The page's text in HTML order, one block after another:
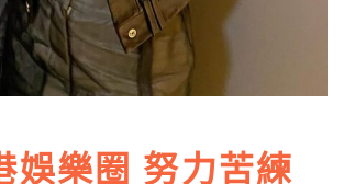
娛樂圈 努力苦練